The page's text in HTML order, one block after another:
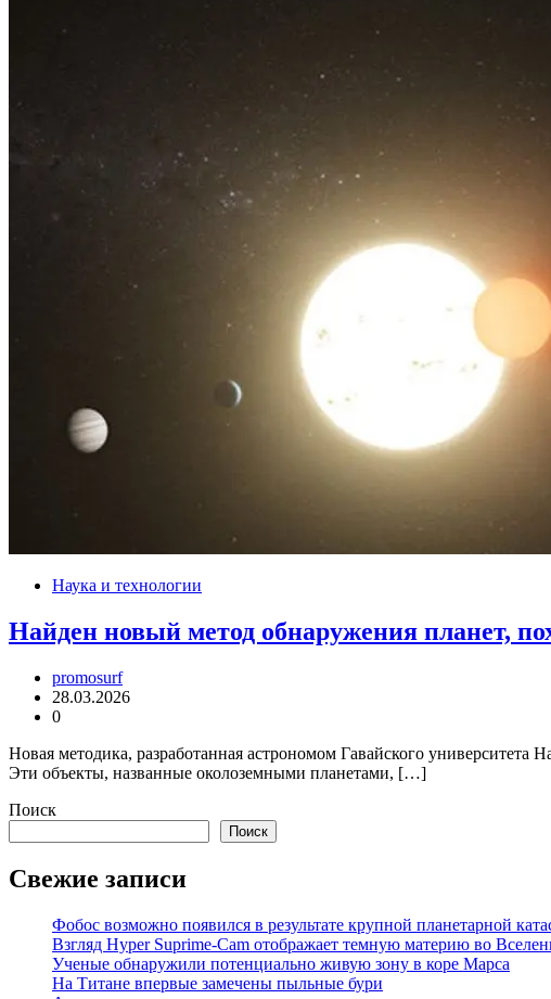
Наука и технологии
Найден новый метод обнаружения планет,
promosurf
28.03.2026
0
Новая методика, разработанная астрономом Гавайского
Эти объекты, названные околоземными планетами, […]
Поиск
Поиск
Свежие записи
Фобос возможно появился в результате крупной планетарной
Взгляд Hyper Suprime-Cam отображает темную материю во
Ученые обнаружили потенциально живую зону в коре Марса
На Титане впервые замечены пыльные бури